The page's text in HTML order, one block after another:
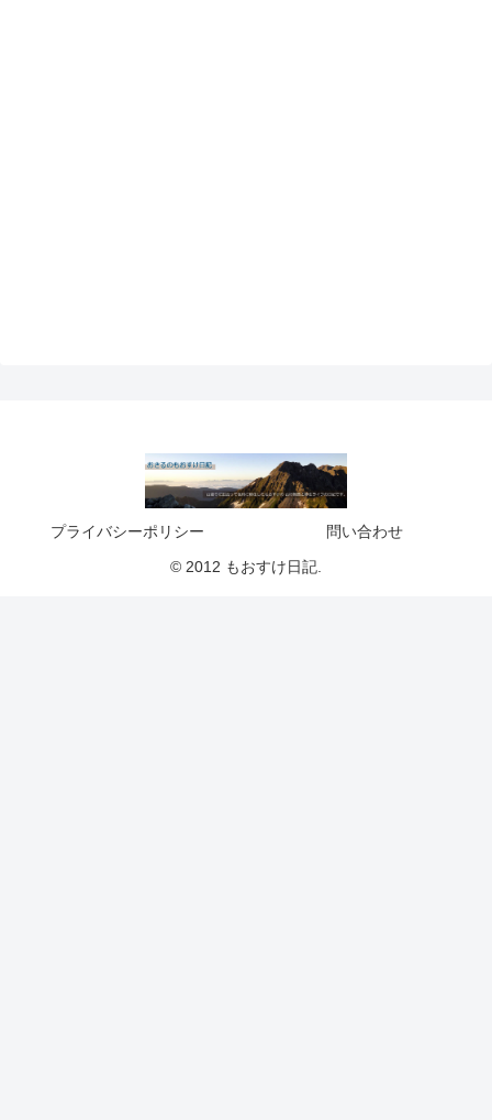
プライバシーポリシー
問い合わせ
© 2012 もおすけ日記.